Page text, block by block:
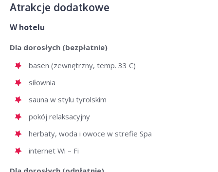
Atrakcje dodatkowe
W hotelu
Dla dorosłych (bezpłatnie)
basen (zewnętrzny, temp. 33 C)
siłownia
sauna w stylu tyrolskim
pokój relaksacyjny
herbaty, woda i owoce w strefie Spa
internet Wi – Fi